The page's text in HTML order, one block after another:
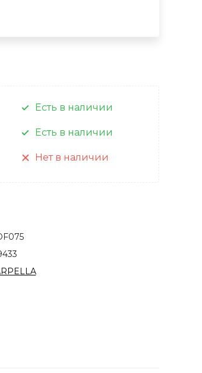
Есть в наличии
Есть в наличии
Нет в наличии